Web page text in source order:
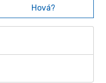
Hová?